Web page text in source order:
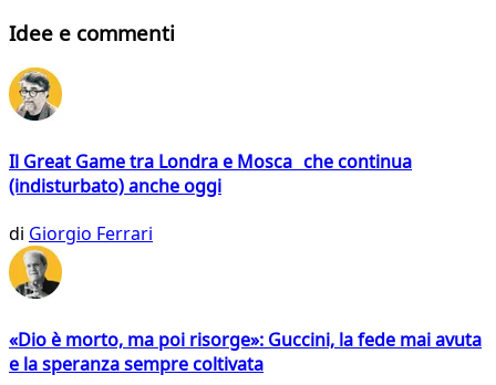
Idee e commenti
Il Great Game tra Londra e Mosca che continua
(indisturbato) anche oggi
di Giorgio Ferrari
«Dio è morto, ma poi risorge»: Guccini, la fede mai avuta
e la speranza sempre coltivata